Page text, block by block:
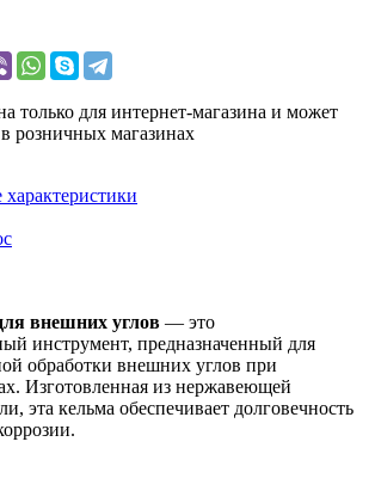
только для интернет-магазина и может
розничных магазинах
внешних углов — это
инструмент, предназначенный для
обработки внешних углов при
Изготовленная из нержавеющей
эта кельма обеспечивает долговечность